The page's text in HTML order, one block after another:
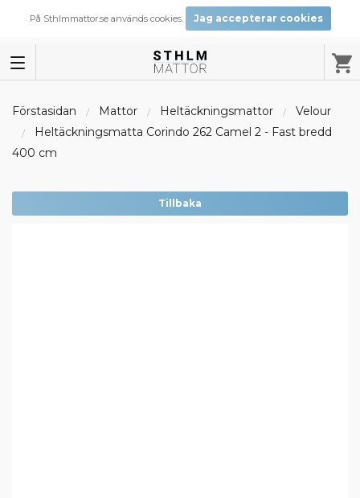
På Sthlmmattor.se används cookies. Jag accepterar cookies
Förstasidan Mattor Heltäckningsmattor
Velour
Heltäckningsmatta Corindo 262 Camel 2 - Fast bredd
400 cm
Tillbaka